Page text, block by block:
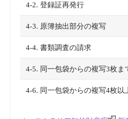
4-2. 登録証再発行
4-3. 原簿抽出部分の複写
4-4. 書類調査の請求
4-5. 同一包袋からの複写3枚ま
4-6. 同一包袋からの複写4枚以